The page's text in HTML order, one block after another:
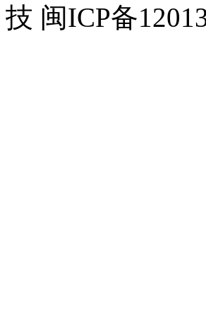
技 闽ICP备